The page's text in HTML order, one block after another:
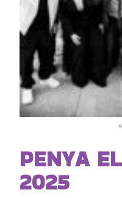
PENYA
2025